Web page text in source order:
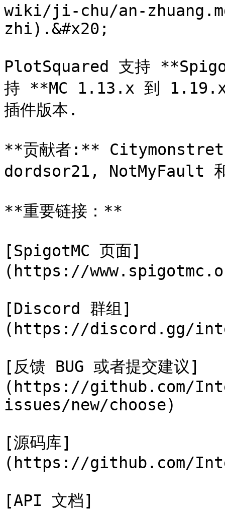
wiki/ji-chu/an-
zhi).&#x20;
PlotSquared 支持
持 **MC 1.13.x 到
插件版本.
**贡献者:**
dordsor21, NotMyFault
**重要链接：**
[SpigotMC 页面]
(https://
[Discord 群组]
(https://discord.gg/
[反馈 BUG 或者提交建议]
(https://github.com/
issues/new/choose)
[源码库]
(https://github.com/
[API 文档]